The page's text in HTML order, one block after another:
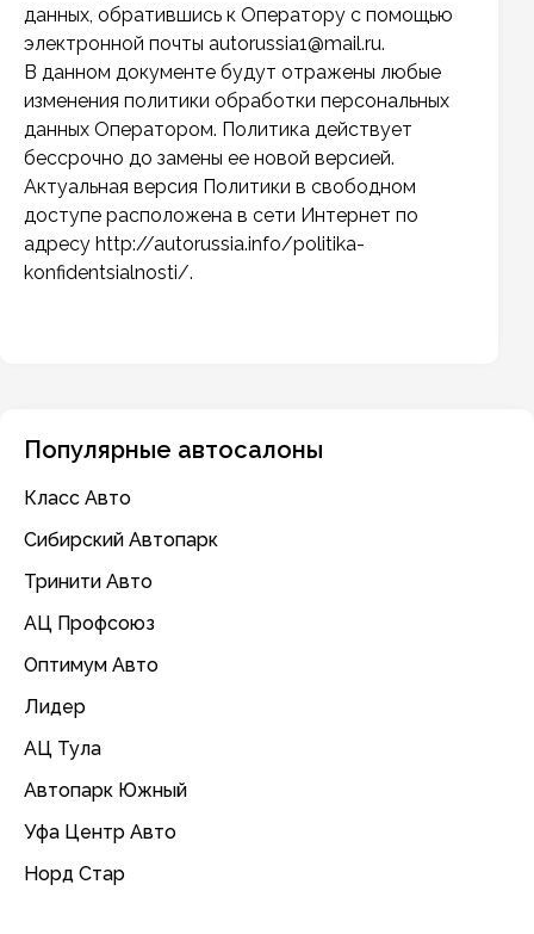
данных, обратившись к Оператору с помощью
электронной почты autorussia1@mail.ru.
В данном документе будут отражены любые
изменения политики обработки персональных
данных Оператором. Политика действует
бессрочно до замены ее новой версией.
Актуальная версия Политики в свободном
доступе расположена в сети Интернет по
адресу http://autorussia.info/politika-
konfidentsialnosti/.
Популярные автосалоны
Класс Авто
Сибирский Автопарк
Тринити Авто
АЦ Профсоюз
Оптимум Авто
Лидер
АЦ Тула
Автопарк Южный
Уфа Центр Авто
Норд Стар